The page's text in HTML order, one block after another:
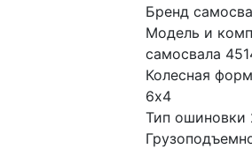
Бренд
Модель и
самосвала
Колесная
6x4
Тип ошиновки